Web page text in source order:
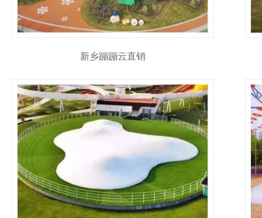
新乡蹦蹦云直销